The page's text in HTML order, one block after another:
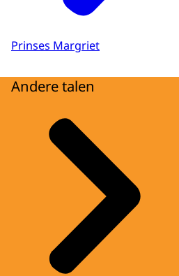
Prinses Margriet
Andere talen